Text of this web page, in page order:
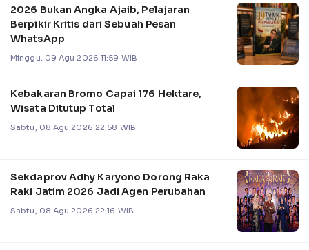
2026 Bukan Angka Ajaib, Pelajaran
Berpikir Kritis dari Sebuah Pesan
WhatsApp
Minggu, 09 Agu 2026 11:59 WIB
Kebakaran Bromo Capai 176 Hektare,
Wisata Ditutup Total
Sabtu, 08 Agu 2026 22:58 WIB
Sekdaprov Adhy Karyono Dorong Raka
Raki Jatim 2026 Jadi Agen Perubahan
Sabtu, 08 Agu 2026 22:16 WIB